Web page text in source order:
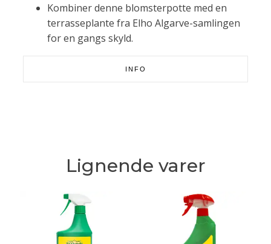
Kombiner denne blomsterpotte med en
terrasseplante fra Elho Algarve-samlingen
for en gangs skyld.
INFO
Lignende varer